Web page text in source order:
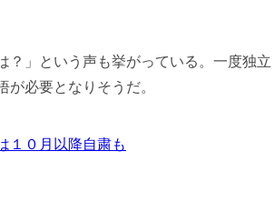
？」という声も挙がっている。一度独立
必要となりそうだ。
１０月以降自粛も